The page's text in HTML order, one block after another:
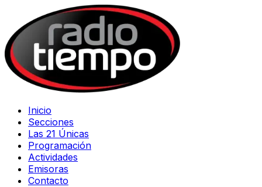
Inicio
Secciones
Las 21 Únicas
Programación
Actividades
Emisoras
Contacto